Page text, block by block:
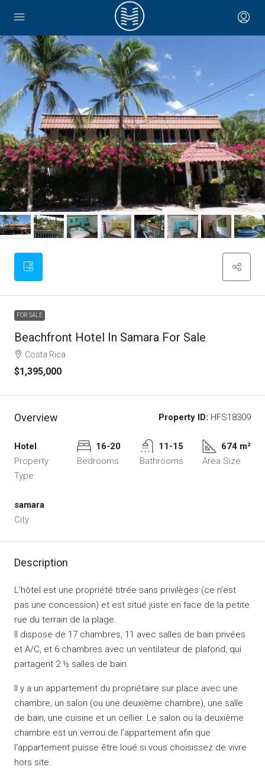
FOR SALE
Beachfront Hotel In Samara For Sale
Costa Rica
$1,395,000
Overview Property ID: HFS18309
Hotel
Property
Type
16-20
Bedrooms
11-15
Bathrooms
674 m²
Area Size
samara
City
Description
L’hôtel est une propriété titrée sans privilèges (ce n’est
pas une concession) et est situé juste en face de la petite
rue du terrain de la plage.
Il dispose de 17 chambres, 11 avec salles de bain privées
et A/C, et 6 chambres avec un ventilateur de plafond, qui
partagent 2 ½ salles de bain.
Il y a un appartement du propriétaire sur place avec une
chambre, un salon (ou une deuxième chambre), une salle
de bain, une cuisine et un cellier. Le salon ou la deuxième
chambre est un verrou de l’appartement afin que
l’appartement puisse être loué si vous choisissez de vivre
hors site.